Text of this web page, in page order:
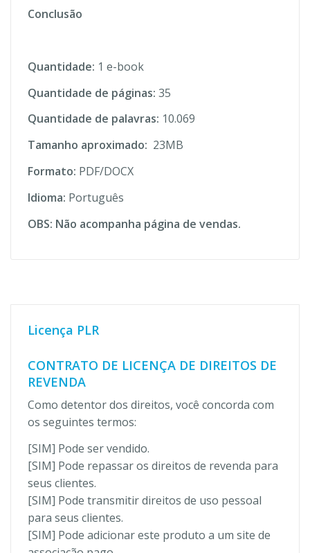
Conclusão
Quantidade: 1 e-book
Quantidade de páginas: 35
Quantidade de palavras: 10.069
Tamanho aproximado: 23MB
Formato: PDF/DOCX
Idioma: Português
OBS: Não acompanha página de vendas.
Licença PLR
CONTRATO DE LICENÇA DE DIREITOS DE
REVENDA
Como detentor dos direitos, você concorda com
os seguintes termos:
[SIM] Pode ser vendido.
[SIM] Pode repassar os direitos de revenda para
seus clientes.
[SIM] Pode transmitir direitos de uso pessoal
para seus clientes.
[SIM] Pode adicionar este produto a um site de